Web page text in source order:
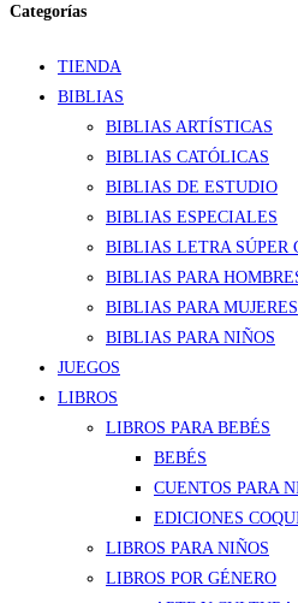
Categorías
TIENDA
BIBLIAS
BIBLIAS ARTÍSTICAS
BIBLIAS CATÓLICAS
BIBLIAS DE ESTUDIO
BIBLIAS ESPECIALES
BIBLIAS LETRA SÚPER
BIBLIAS PARA
BIBLIAS PARA MUJERES
BIBLIAS PARA NIÑOS
JUEGOS
LIBROS
LIBROS PARA BEBÉS
BEBÉS
CUENTOS PARA
EDICIONES
LIBROS PARA NIÑOS
LIBROS POR GÉNERO